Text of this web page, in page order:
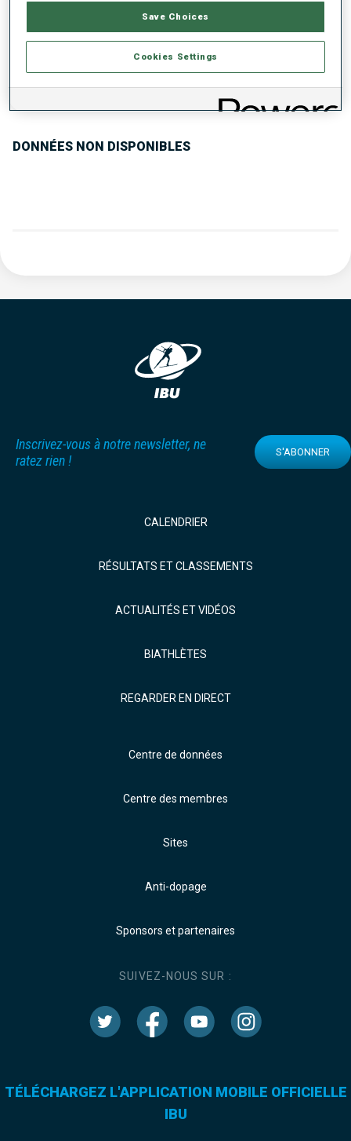
Données non disponibles
TENDANCE DES PERFORMANCES
DONNÉES NON DISPONIBLES
Inscrivez-vous à notre newsletter, ne
ratez rien !
S'ABONNER
CALENDRIER
RÉSULTATS ET CLASSEMENTS
ACTUALITÉS ET VIDÉOS
BIATHLÈTES
REGARDER EN DIRECT
Centre de données
Centre des membres
Sites
Anti-dopage
Sponsors et partenaires
SUIVEZ-NOUS SUR :
TÉLÉCHARGEZ L'APPLICATION MOBILE OFFICIELLE
IBU
Save Choices
Cookies Settings